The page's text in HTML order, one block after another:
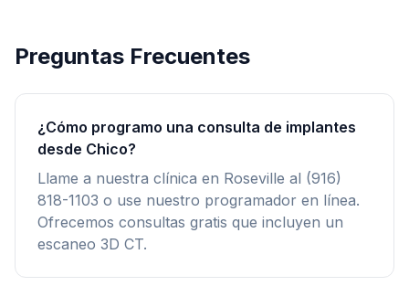
Preguntas Frecuentes
¿Cómo programo una consulta de implantes
desde Chico?
Llame a nuestra clínica en Roseville al (916)
818-1103 o use nuestro programador en línea.
Ofrecemos consultas gratis que incluyen un
escaneo 3D CT.